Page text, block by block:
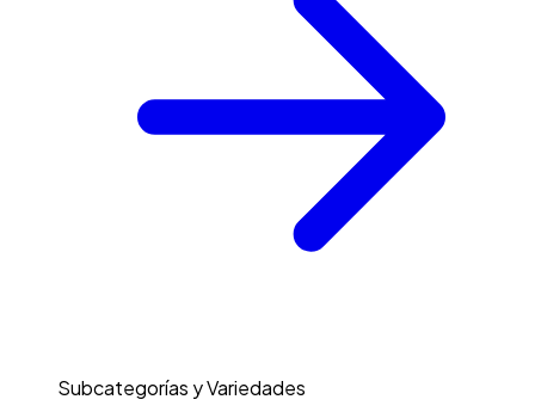
Subcategorías y Variedades